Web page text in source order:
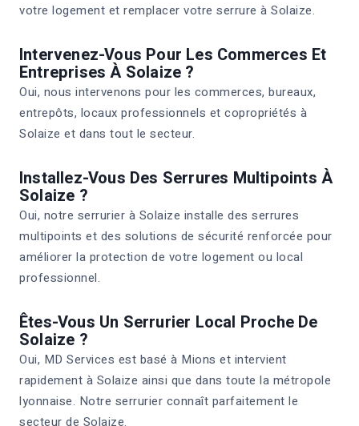
votre logement et remplacer votre serrure à Solaize.
Intervenez-Vous Pour Les Commerces Et
Entreprises À Solaize ?
Oui, nous intervenons pour les commerces, bureaux,
entrepôts, locaux professionnels et copropriétés à
Solaize et dans tout le secteur.
Installez-Vous Des Serrures Multipoints À
Solaize ?
Oui, notre serrurier à Solaize installe des serrures
multipoints et des solutions de sécurité renforcée pour
améliorer la protection de votre logement ou local
professionnel.
Êtes-Vous Un Serrurier Local Proche De
Solaize ?
Oui, MD Services est basé à Mions et intervient
rapidement à Solaize ainsi que dans toute la métropole
lyonnaise. Notre serrurier connaît parfaitement le
secteur de Solaize.